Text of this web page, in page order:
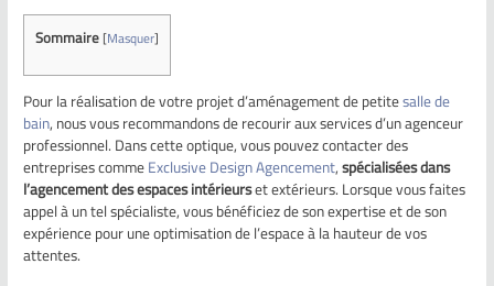
Sommaire[Masquer]
Pour la réalisation de votre projet d’aménagement de petitesalle de
bain, nous vous recommandons de recourir aux services d’un agenceur
professionnel. Dans cette optique, vous pouvez contacter des
entreprises commeExclusive Design Agencement,spécialisées dans
l’agencement des espaces intérieurset extérieurs. Lorsque vous faites
appel à un tel spécialiste, vous bénéficiez de son expertise et de son
expérience pour une optimisation de l’espace à la hauteur de vos
attentes.